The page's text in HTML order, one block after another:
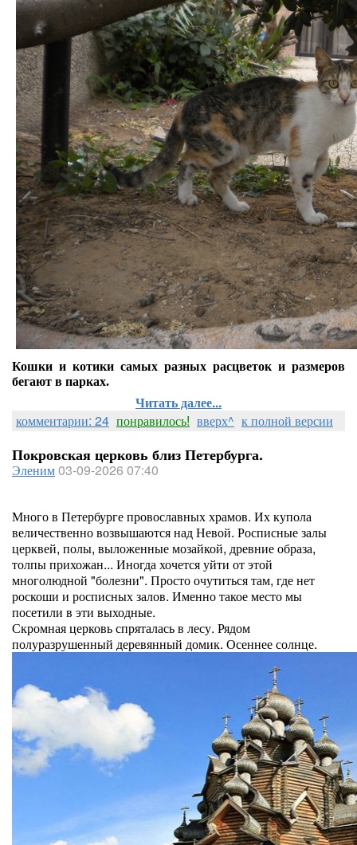
Кошки и котики самых разных расцветок и размеров
бегают в парках.
Читать далее...
комментарии: 24 понравилось! вверх^ к полной версии
Покровская церковь близ Петербурга.
Эленим03-09-2026 07:40
Много в Петербурге провославных храмов. Их купола
величественно возвышаются над Невой. Росписные залы
церквей, полы, выложенные мозайкой, древние образа,
толпы прихожан... Иногда хочется уйти от этой
многолюдной "болезни". Просто очутиться там, где нет
роскоши и росписных залов. Именно такое место мы
посетили в эти выходные.
Скромная церковь спряталась в лесу. Рядом
полуразрушенный деревянный домик. Осеннее солнце.